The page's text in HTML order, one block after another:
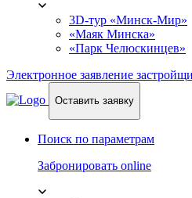
3D-тур «Минск-Мир»
«Маяк Минска»
«Парк Челюскинцев»
Электронное заявление
Оставить заявку
Поиск по параметрам
Забронировать online